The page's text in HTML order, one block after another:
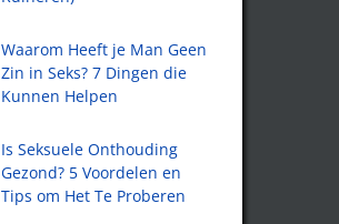
Waarom Heeft je Man Geen
Zin in Seks? 7 Dingen die
Kunnen Helpen
Is Seksuele Onthouding
Gezond? 5 Voordelen en
Tips om Het Te Proberen